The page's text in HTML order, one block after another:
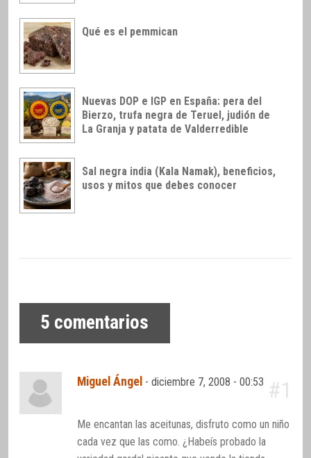
Qué es el pemmican
Nuevas DOP e IGP en España: pera del
Bierzo, trufa negra de Teruel, judión de
La Granja y patata de Valderredible
Sal negra india (Kala Namak), beneficios,
usos y mitos que debes conocer
5 comentarios
Miguel Ángel -diciembre 7, 2008 - 00:53 #1
Me encantan las aceitunas, disfruto como un niño
cada vez que las como. ¿Habeís probado la